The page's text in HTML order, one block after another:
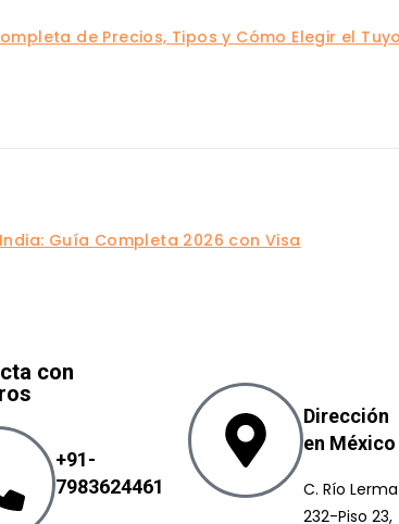
de Precios, Tipos y Cómo Elegir el
Guía Completa 2026 con Visa
con
+91-
7983624461
Dirección
en México
C. Río Lerma
232-Piso 23,